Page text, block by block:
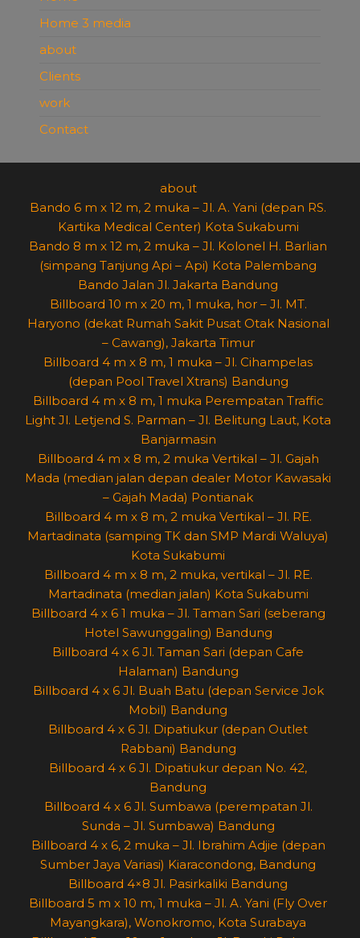
Home 3 media
about
Clients
work
Contact
about
Bando 6 m x 12 m, 2 muka – Jl. A. Yani (depan RS.
Kartika Medical Center) Kota Sukabumi
Bando 8 m x 12 m, 2 muka – Jl. Kolonel H. Barlian
(simpang Tanjung Api – Api) Kota Palembang
Bando Jalan Jl. Jakarta Bandung
Billboard 10 m x 20 m, 1 muka, hor – Jl. MT.
Haryono (dekat Rumah Sakit Pusat Otak Nasional
– Cawang), Jakarta Timur
Billboard 4 m x 8 m, 1 muka – Jl. Cihampelas
(depan Pool Travel Xtrans) Bandung
Billboard 4 m x 8 m, 1 muka Perempatan Traffic
Light Jl. Letjend S. Parman – Jl. Belitung Laut, Kota
Banjarmasin
Billboard 4 m x 8 m, 2 muka Vertikal – Jl. Gajah
Mada (median jalan depan dealer Motor Kawasaki
– Gajah Mada) Pontianak
Billboard 4 m x 8 m, 2 muka Vertikal – Jl. RE.
Martadinata (samping TK dan SMP Mardi Waluya)
Kota Sukabumi
Billboard 4 m x 8 m, 2 muka, vertikal – Jl. RE.
Martadinata (median jalan) Kota Sukabumi
Billboard 4 x 6 1 muka – Jl. Taman Sari (seberang
Hotel Sawunggaling) Bandung
Billboard 4 x 6 Jl. Taman Sari (depan Cafe
Halaman) Bandung
Billboard 4 x 6 Jl. Buah Batu (depan Service Jok
Mobil) Bandung
Billboard 4 x 6 Jl. Dipatiukur (depan Outlet
Rabbani) Bandung
Billboard 4 x 6 Jl. Dipatiukur depan No. 42,
Bandung
Billboard 4 x 6 Jl. Sumbawa (perempatan Jl.
Sunda – Jl. Sumbawa) Bandung
Billboard 4 x 6, 2 muka – Jl. Ibrahim Adjie (depan
Sumber Jaya Variasi) Kiaracondong, Bandung
Billboard 4×8 Jl. Pasirkaliki Bandung
Billboard 5 m x 10 m, 1 muka – Jl. A. Yani (Fly Over
Mayangkara), Wonokromo, Kota Surabaya